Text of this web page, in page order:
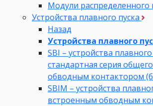
Модули
Устройства плавного пуска
Назад
Устройства плавного
SBI – устройства плавного
стандартная серия
обводным контактором
SBIM – устройства
встроенным обводным